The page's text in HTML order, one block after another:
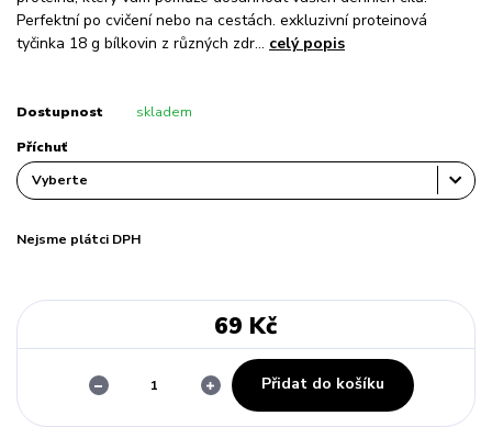
Perfektní po cvičení nebo na cestách. exkluzivní proteinová
tyčinka 18 g bílkovin z různých zdr... celý popis
Dostupnost skladem
Příchuť
Nejsme plátci DPH
69 Kč
Přidat do košíku